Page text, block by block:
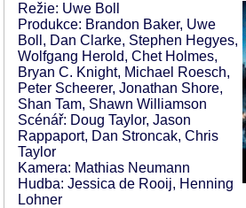
Režie: Uwe Boll
Produkce: Brandon Baker, Uwe
Boll, Dan Clarke, Stephen Hegyes,
Wolfgang Herold, Chet Holmes,
Bryan C. Knight, Michael Roesch,
Peter Scheerer, Jonathan Shore,
Shan Tam, Shawn Williamson
Scénář: Doug Taylor, Jason
Rappaport, Dan Stroncak, Chris
Taylor
Kamera: Mathias Neumann
Hudba: Jessica de Rooij, Henning
Lohner